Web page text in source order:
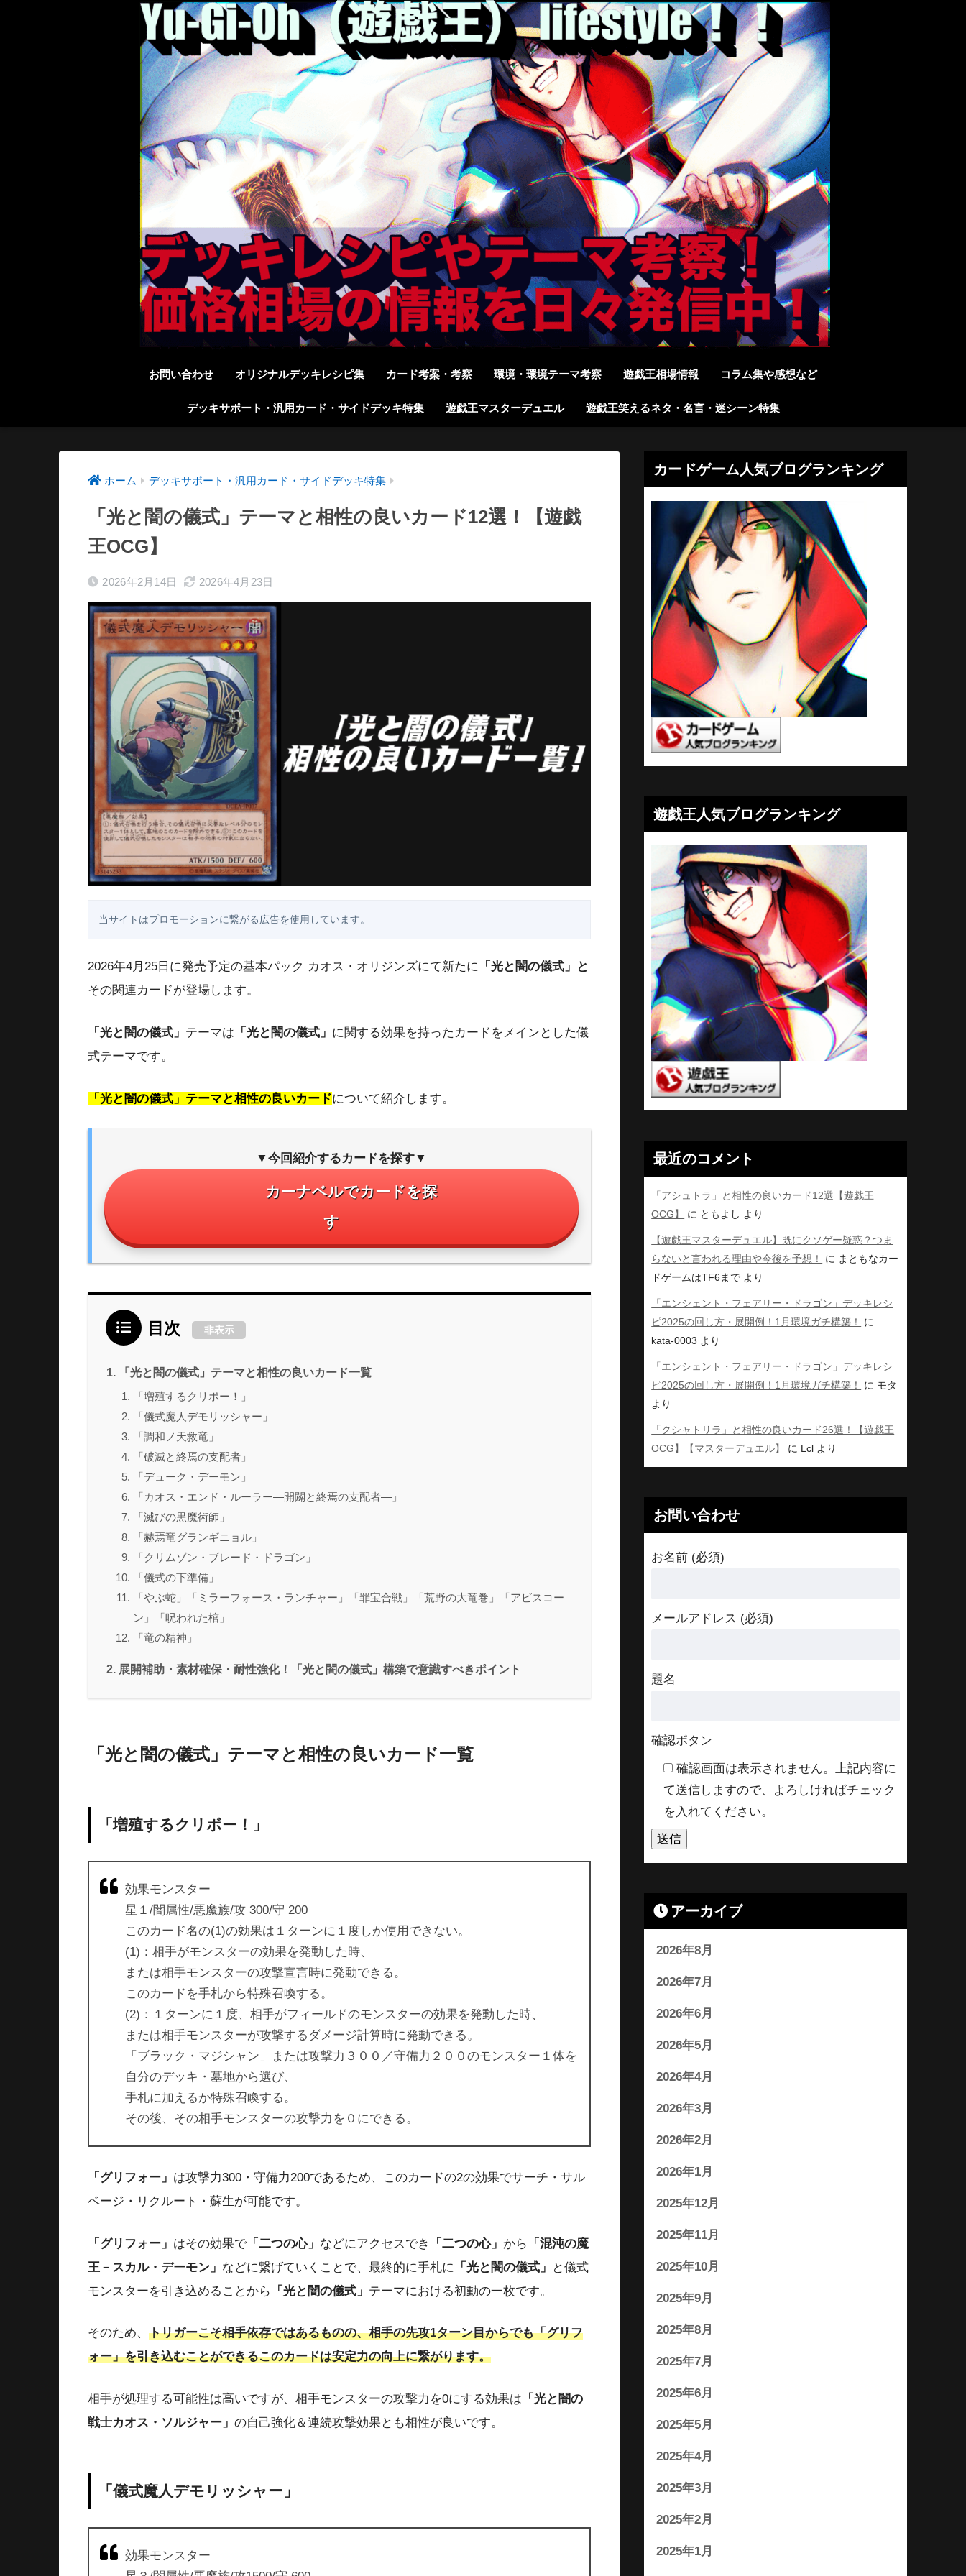
お問い合わせ オリジナルデッキレシピ集 カード考案・考察 環境・環境テーマ考察 遊戯王相場情報 コラム集や感想など
デッキサポート・汎用カード・サイドデッキ特集 遊戯王マスターデュエル 遊戯王笑えるネタ・名言・迷シーン特集
ホーム デッキサポート・汎用カード・サイドデッキ特集
「光と闇の儀式」テーマと相性の良いカード12選！【遊戯
王OCG】
2026年2月14日 2026年4月23日
当サイトはプロモーションに繋がる広告を使用しています。
2026年4月25日に発売予定の基本パック カオス・オリジンズにて新たに 「光と闇の儀式」と
その関連カードが登場します。
「光と闇の儀式」 テーマは 「光と闇の儀式」 に関する効果を持ったカードをメインとした儀
式テーマです。
「光と闇の儀式」テーマと相性の良いカードについて紹介します。
▼今回紹介するカードを探す▼
カーナベルでカードを探
す
目次 非表示
「光と闇の儀式」テーマと相性の良いカード一覧
「増殖するクリボー！」
「儀式魔人デモリッシャー」
「調和ノ天救竜」
「破滅と終焉の支配者」
「デューク・デーモン」
「カオス・エンド・ルーラー―開闢と終焉の支配者―」
「滅びの黒魔術師」
「赫焉竜グランギニョル」
「クリムゾン・ブレード・ドラゴン」
「儀式の下準備」
「やぶ蛇」「ミラーフォース・ランチャー」「罪宝合戦」「荒野の大竜巻」「アビスコー
ン」「呪われた棺」
「竜の精神」
展開補助・素材確保・耐性強化！「光と闇の儀式」構築で意識すべきポイント
「光と闇の儀式」テーマと相性の良いカード一覧
「増殖するクリボー！」
効果モンスター
星１/闇属性/悪魔族/攻 300/守 200
このカード名の(1)の効果は１ターンに１度しか使用できない。
(1)：相手がモンスターの効果を発動した時、
または相手モンスターの攻撃宣言時に発動できる。
このカードを手札から特殊召喚する。
(2)：１ターンに１度、相手がフィールドのモンスターの効果を発動した時、
または相手モンスターが攻撃するダメージ計算時に発動できる。
「ブラック・マジシャン」または攻撃力３００／守備力２００のモンスター１体を
自分のデッキ・墓地から選び、
手札に加えるか特殊召喚する。
その後、その相手モンスターの攻撃力を０にできる。
「グリフォー」 は攻撃力300・守備力200であるため、このカードの2の効果でサーチ・サル
ベージ・リクルート・蘇生が可能です。
「グリフォー」 はその効果で 「二つの心」 などにアクセスでき 「二つの心」 から
「混沌の魔
王－スカル・デーモン」 などに繋げていくことで、最終的に手札に 「光と闇の儀式」
と儀式
モンスターを引き込めることから
「光と闇の儀式」 テーマにおける初動の一枚です。
そのため、 トリガーこそ相手依存ではあるものの、相手の先攻1ターン目からでも「グリフ
ォー」を引き込むことができるこのカードは安定力の向上に繋がります。
相手が処理する可能性は高いですが、相手モンスターの攻撃力を0にする効果は 「光と闇の
戦士カオス・ソルジャー」 の自己強化＆連続攻撃効果とも相性が良いです。
「儀式魔人デモリッシャー」
効果モンスター
カードゲーム人気ブログランキング
遊戯王人気ブログランキング
最近のコメント
「アシュトラ」と相性の良いカード12選【遊戯王
OCG】
に ともよし より
【遊戯王マスターデュエル】既にクソゲー疑惑？つま
らないと言われる理由や今後を予想！
に まともなカー
ドゲームはTF6まで より
「エンシェント・フェアリー・ドラゴン」デッキレシ
ピ2025の回し方・展開例！1月環境ガチ構築！
に
kata-0003 より
「エンシェント・フェアリー・ドラゴン」デッキレシ
ピ2025の回し方・展開例！1月環境ガチ構築！
に モタ
より
「クシャトリラ」と相性の良いカード26選！【遊戯王
OCG】【マスターデュエル】
に Lcl より
お問い合わせ
お名前 (必須)
メールアドレス (必須)
題名
確認ボタン
確認画面は表示されません。上記内容に
て送信しますので、よろしければチェック
を入れてください。
アーカイブ
2026年8月
2026年7月
2026年6月
2026年5月
2026年4月
2026年3月
2026年2月
2026年1月
2025年12月
2025年11月
2025年10月
2025年9月
2025年8月
2025年7月
2025年6月
2025年5月
2025年4月
2025年3月
2025年2月
2025年1月